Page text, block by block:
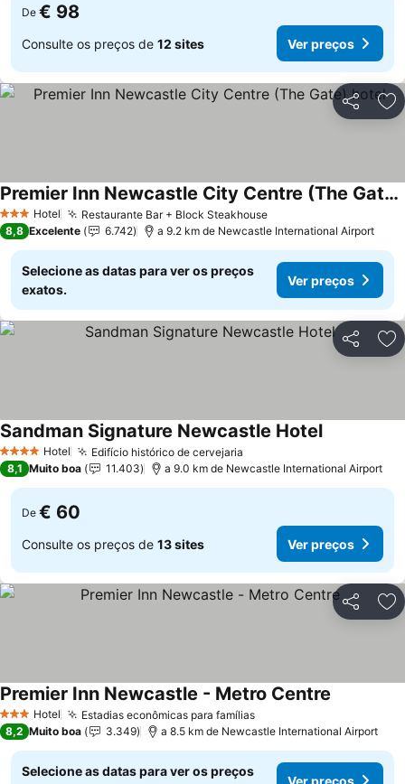
De € 98
Consulte os preços de 12 sites Ver preços
Partilhar
3 EstrelasHotel Restaurante Bar + Block Steakhouse
Premier Inn Newcastle City Centre (The Gate) hotel
8,8 Excelente 6.742 a 9.2 km de Newcastle International Airport
Selecione as datas para ver os preços
exatos.
Ver preços
Partilhar
4 EstrelasHotel Edifício histórico de cervejaria
Sandman Signature Newcastle Hotel
8,1 Muito boa 11.403 a 9.0 km de Newcastle International Airport
De € 60
Consulte os preços de 13 sites Ver preços
Partilhar
3 EstrelasHotel Estadias econômicas para famílias
Premier Inn Newcastle - Metro Centre
8,2 Muito boa 3.349 a 8.5 km de Newcastle International Airport
Selecione as datas para ver os preços
Ver preços